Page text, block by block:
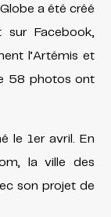
a été créé
Facebook,
l’Artémis et
58 photos ont
le 1er avril. En
la ville des
son projet de